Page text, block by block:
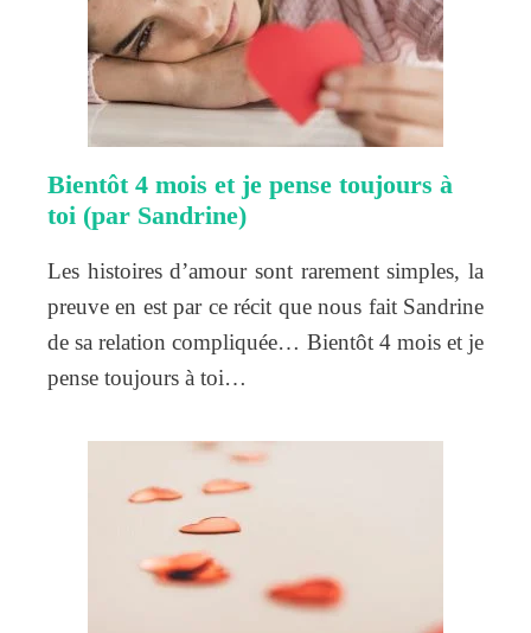
Bientôt 4 mois et je pense toujours à
toi (par Sandrine)
Les histoires d’amour sont rarement simples, la
preuve en est par ce récit que nous fait Sandrine
de sa relation compliquée… Bientôt 4 mois et je
pense toujours à toi…